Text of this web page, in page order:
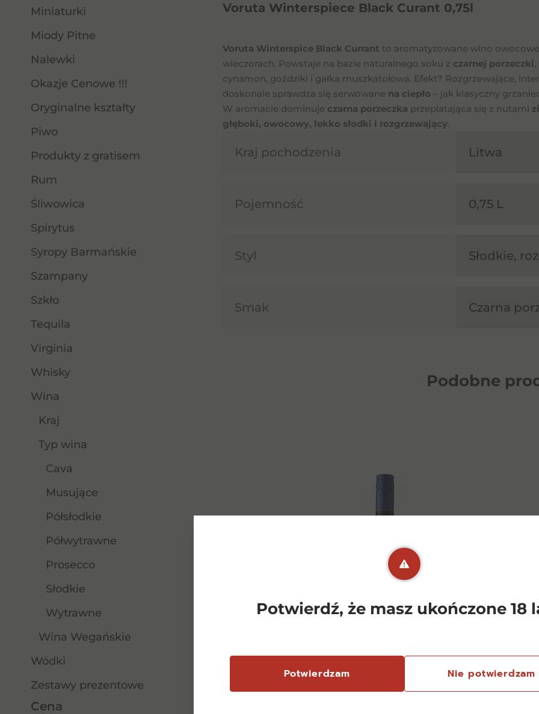
Potwierdź, że masz ukończone 18
Potwierdzam Nie potwierdzam
Miniaturki
Miody Pitne
Nalewki
Okazje Cenowe !!!
Oryginalne kształty
Piwo
Produkty z gratisem
Rum
Śliwowica
Spirytus
Syropy Barmańskie
Szampany
Szkło
Tequila
Virginia
Whisky
Wina
Kraj
Typ wina
Cava
Musujące
Półsłodkie
Półwytrawne
Prosecco
Słodkie
Wytrawne
Wina Wegańskie
Wódki
Zestawy prezentowe
Cena
Voruta Winterspiece Black Curant 0,75l
Voruta Winterspice Black Currant to aromatyzowane wino
wieczorach. Powstaje na bazie naturalnego soku z czarnej porzeczki
cynamon, goździki i gałka muszkatołowa. Efekt? Rozgrzewające,
doskonale sprawdza się serwowane na ciepło – jak klasyczny
W aromacie dominuje czarna porzeczka przeplatająca się z nutami
głęboki, owocowy, lekko słodki i rozgrzewający.
Kraj pochodzenia Litwa
Pojemność 0,75 L
Styl Słodkie,
Smak Czarna
Podobne
Aves del Sur CaberSauv CW
Aves del Sur Merlot CW 0,75l